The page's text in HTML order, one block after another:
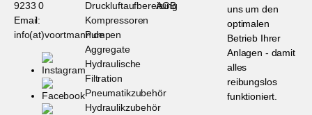
9233 0
Email:
info(at)voortmann.de
Druckluftaufbereitung
Kompressoren
Pumpen
Aggregate
Hydraulische
Filtration
Pneumatikzubehör
Hydraulikzubehör
AGB
uns um den
optimalen
Betrieb Ihrer
Anlagen - damit
alles
reibungslos
funktioniert.